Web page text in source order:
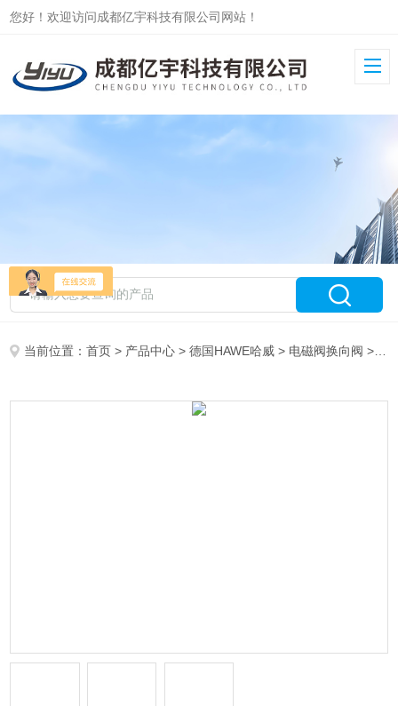
您好！欢迎访问成都亿宇科技有限公司网站！
当前位置：首页 > 产品中心 >德国HAWE哈威 > 电磁阀换向阀 > WN1D-G24HAWE无泄漏电磁换向阀WN系列原装现货